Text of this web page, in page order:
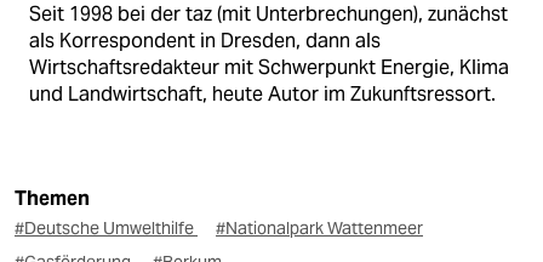
Seit 1998 bei der taz (mit Unterbrechungen), zunächst
als Korrespondent in Dresden, dann als
Wirtschaftsredakteur mit Schwerpunkt Energie, Klima
und Landwirtschaft, heute Autor im Zukunftsressort.
Themen
#Deutsche Umwelthilfe
#Nationalpark Wattenmeer